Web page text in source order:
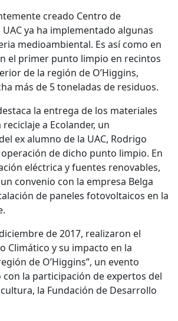
creado Centro de
ya ha implementado algunas
medioambiental. Es así como en
el primer punto limpio en recintos
de la región de O’Higgins,
más de 5 toneladas de residuos.
la entrega de los materiales
a Ecolander, un
ex alumno de la UAC, Rodrigo
operación de dicho punto limpio. En
eléctrica y fuentes renovables,
convenio con la empresa Belga
de paneles fotovoltaicos en la
de 2017, realizaron el
Climático y su impacto en la
de O’Higgins”, un evento
la participación de expertos del
la Fundación de Desarrollo